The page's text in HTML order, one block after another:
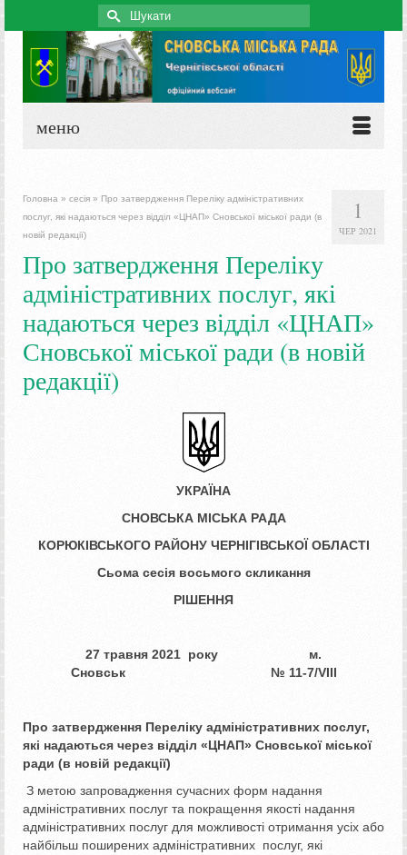
Search
for:
меню
1
ЧЕР 2021
Головна » сесія » Про затвердження Переліку адміністративних
послуг, які надаються через відділ «ЦНАП» Сновської міської ради (в
новій редакції)
Про затвердження Переліку
адміністративних послуг, які
надаються через відділ «ЦНАП»
Сновської міської ради (в новій
редакції)
УКРАЇНА
СНОВСЬКА МІСЬКА РАДА
КОРЮКІВСЬКОГО РАЙОНУ ЧЕРНІГІВСЬКОЇ ОБЛАСТІ
Сьома сесія восьмого скликання
РІШЕННЯ
27 травня 2021 року м.
Сновськ № ­­­11-7/VІІІ
Про затвердження Переліку адміністративних послуг,
які надаються через відділ «ЦНАП» Сновської міської
ради (в новій редакції)
З метою запровадження сучасних форм надання
адміністративних послуг та покращення якості надання
адміністративних послуг для можливості отримання усіх або
найбільш поширених адміністративних послуг, які